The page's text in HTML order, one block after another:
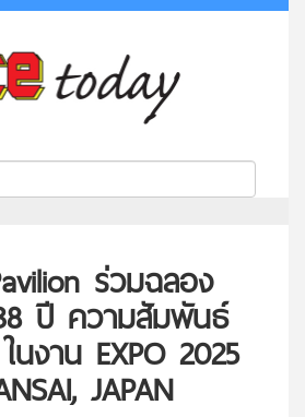
ร่วมฉลอง
ปี ความสัมพันธ์
งาน EXPO 2025
JAPAN